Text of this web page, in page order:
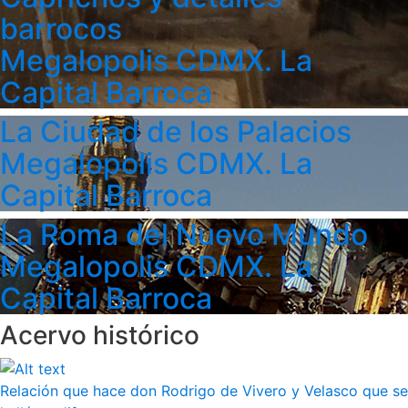
barrocos
Megalopolis CDMX. La
Capital Barroca
La Ciudad de los Palacios
Megalopolis CDMX. La
Capital Barroca
La Roma del Nuevo Mundo
Megalopolis CDMX. La
Capital Barroca
Acervo histórico
Relación que hace don Rodrigo de Vivero y Velasco que se